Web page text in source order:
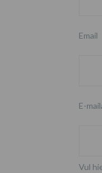
Email
E-
Vul